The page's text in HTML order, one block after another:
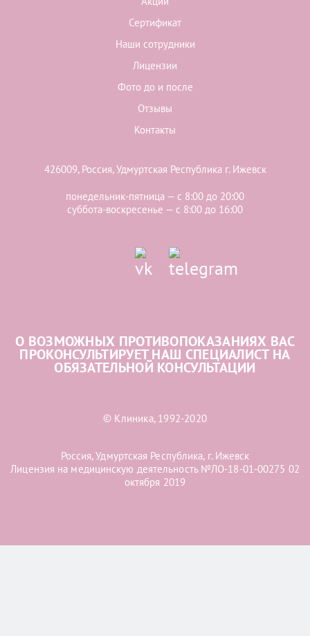
Сертификат
Наши сотрудники
Лицензии
Фото до и после
Отзывы
Контакты
426009, Россия, Удмуртская Республика г. Ижевск
понедельник-пятница — с 8:00 до 20:00
суббота-воскресенье — с 8:00 до 16:00
О ВОЗМОЖНЫХ ПРОТИВОПОКАЗАНИЯХ ВАС
ПРОКОНСУЛЬТИРУЕТ НАШ СПЕЦИАЛИСТ НА
ОБЯЗАТЕЛЬНОЙ КОНСУЛЬТАЦИИ
© Клиника, 1992-2020
Россия, Удмуртская Республика, г. Ижевск
Лицензия на медицинскую деятельность №ЛО-18-01-00275 02
октября 2019